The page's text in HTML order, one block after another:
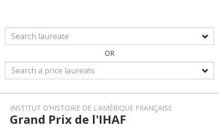
OR
INSTITUT D’HISTOIRE DE L’AMÉRIQUE FRANÇAISE
Grand Prix de l'IHAF